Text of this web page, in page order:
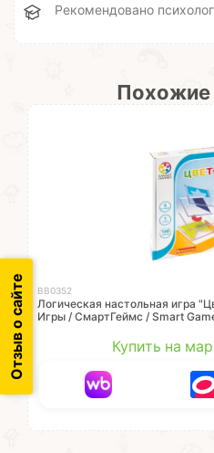
Рекомендовано
Похожие
ВВ0352
Логическая настольная игра
Игры / СмартГеймс / Smart
Купить на
Отзыв о сайте